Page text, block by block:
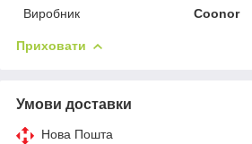
Виробник
Coonor
Приховати
Умови доставки
Нова Пошта